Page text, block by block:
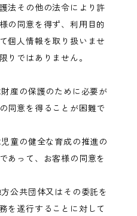
法その他の法令により許
の同意を得ず、利用目的
個人情報を取り扱いませ
りではありません。
産の保護のために必要が
同意を得ることが困難で
童の健全な育成の推進の
あって、お客様の同意を
公共団体又はその委託を
を遂行することに対して